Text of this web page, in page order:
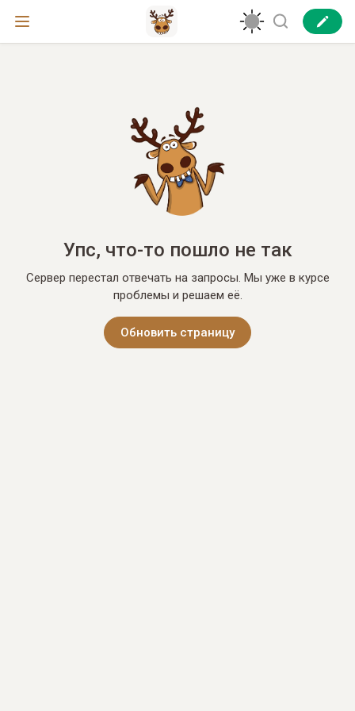
Упс, что-то пошло не так
Сервер перестал отвечать на запросы. Мы уже в курсе
проблемы и решаем её.
Обновить страницу